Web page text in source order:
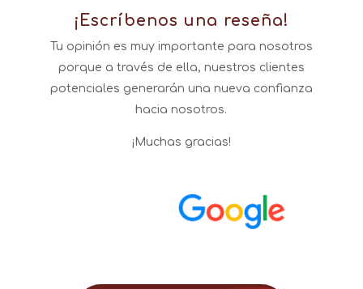
¡Escríbenos una reseña!
Tu opinión es muy importante para nosotros
porque a través de ella, nuestros clientes
potenciales generarán una nueva confianza
hacia nosotros.
¡Muchas gracias!